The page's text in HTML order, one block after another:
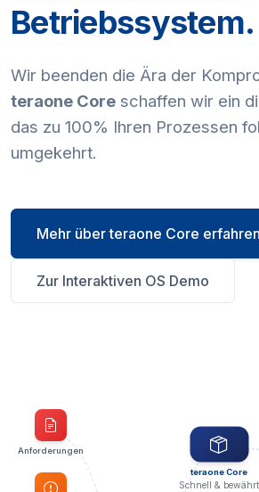
Betriebssystem.
Wir beenden die Ära der
teraone Core schaffen wir ein
das zu 100% Ihren Prozessen
umgekehrt.
Mehr über teraone Core erfahren
Zur Interaktiven OS Demo
Anforderungen
teraone Core
Schnell & bewährt